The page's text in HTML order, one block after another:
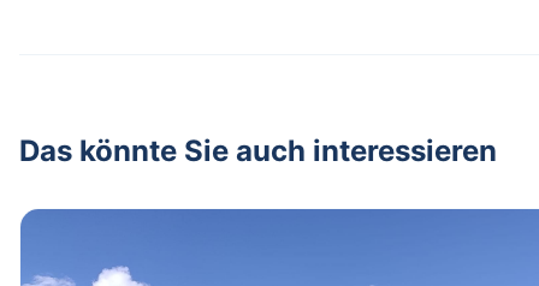
Das könnte Sie auch interessieren